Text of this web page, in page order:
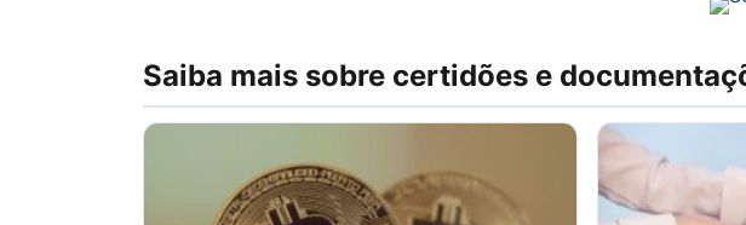
Saiba mais sobre certidões e